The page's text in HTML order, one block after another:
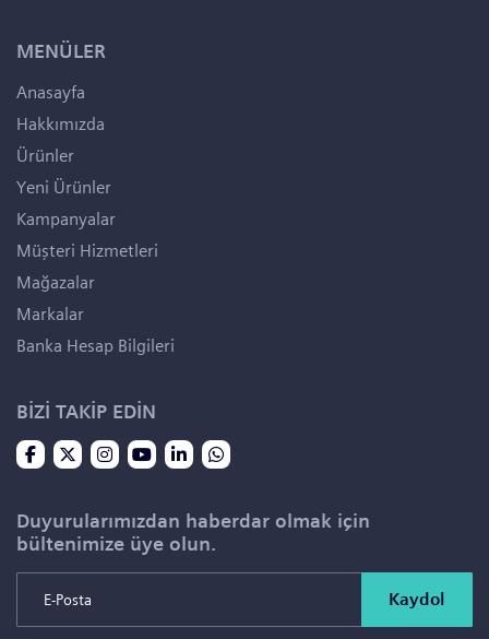
MENÜLER
Anasayfa
Hakkımızda
Ürünler
Yeni Ürünler
Kampanyalar
Müşteri Hizmetleri
Mağazalar
Markalar
Banka Hesap Bilgileri
BİZİ TAKİP EDİN
Duyurularımızdan haberdar olmak için
bültenimize üye olun.
Kaydol